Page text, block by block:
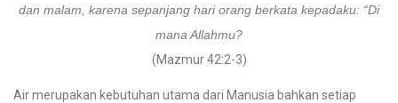
dan malam, karena sepanjang hari orang berkata kepadaku: “Di
mana Allahmu?
(Mazmur 42:2-3)
Air merupakan kebutuhan utama dari Manusia bahkan setiap